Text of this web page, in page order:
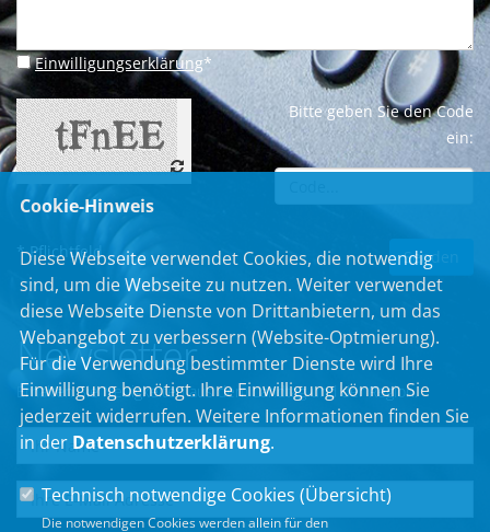
Einwilligungserklärung*
Bitte geben Sie den Code
ein:
* Pflichtfeld
Newsletter
Erhalten Sie Neuigkeiten aus dem Landtag und der Region.
Cookie-Hinweis
Diese Webseite verwendet Cookies, die notwendig
sind, um die Webseite zu nutzen. Weiter verwendet
diese Webseite Dienste von Drittanbietern, um das
Webangebot zu verbessern (Website-Optmierung).
Für die Verwendung bestimmter Dienste wird Ihre
Einwilligung benötigt. Ihre Einwilligung können Sie
jederzeit widerrufen. Weitere Informationen finden Sie
in der Datenschutzerklärung.
Technisch notwendige Cookies (Übersicht)
Die notwendigen Cookies werden allein für den